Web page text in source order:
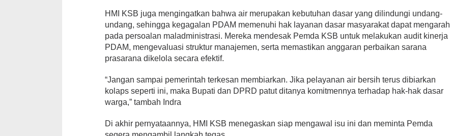
HMI KSB juga mengingatkan bahwa air merupakan kebutuhan dasar yang dilindungi undang-
undang, sehingga kegagalan PDAM memenuhi hak layanan dasar masyarakat dapat mengarah
pada persoalan maladministrasi. Mereka mendesak Pemda KSB untuk melakukan audit kinerja
PDAM, mengevaluasi struktur manajemen, serta memastikan anggaran perbaikan sarana
prasarana dikelola secara efektif.
“Jangan sampai pemerintah terkesan membiarkan. Jika pelayanan air bersih terus dibiarkan
kolaps seperti ini, maka Bupati dan DPRD patut ditanya komitmennya terhadap hak-hak dasar
warga,” tambah Indra
Di akhir pernyataannya, HMI KSB menegaskan siap mengawal isu ini dan meminta Pemda